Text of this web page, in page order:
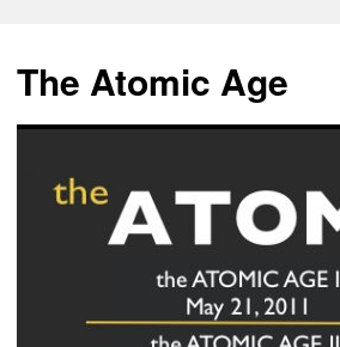
content
The Atomic Age